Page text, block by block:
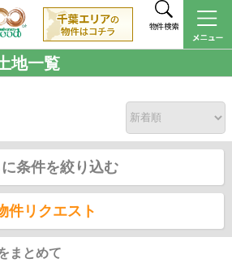
物件検索
地一覧
条件を絞り込む
件リクエスト
まとめて